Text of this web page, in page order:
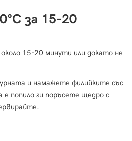
за 15-20
15-20 минути или докато не
и намажете филийките със
е попило ги поръсете щедро с